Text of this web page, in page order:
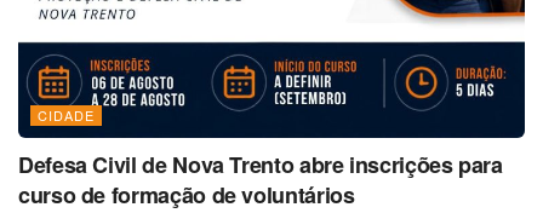
CIDADE
Defesa Civil de Nova Trento abre inscrições para
curso de formação de voluntários